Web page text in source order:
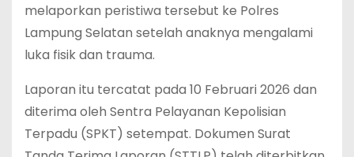
melaporkan peristiwa tersebut ke Polres
Lampung Selatan setelah anaknya mengalami
luka fisik dan trauma.
Laporan itu tercatat pada 10 Februari 2026 dan
diterima oleh Sentra Pelayanan Kepolisian
Terpadu (SPKT) setempat. Dokumen Surat